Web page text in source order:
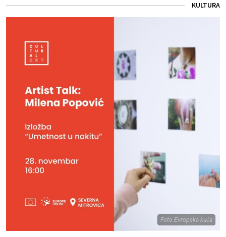
KULTURA
Foto Evropska kuća